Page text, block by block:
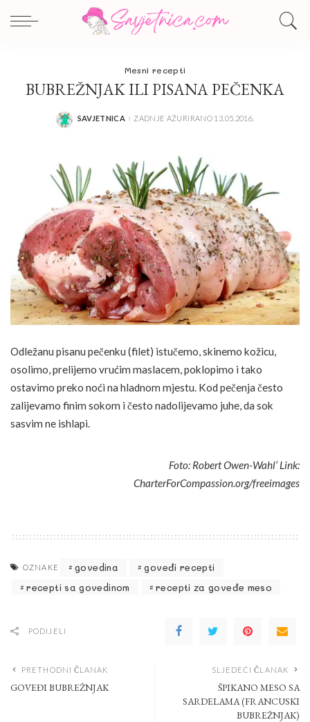
Mesni recepti
BUBREŽNJAK ILI PISANA PEČENKA
POSTED
SAVJETNICA ZADNJE AŽURIRANO 13.05.2016.
Odležanu pisanu pečenku (filet) istučemo, skinemo kožicu,
osolimo, prelijemo vrućim maslacem, poklopimo i tako
ostavimo preko noći na hladnom mjestu. Kod pečenja često
zalijevamo finim sokom i često nadolijevamo juhe, da sok
sasvim ne ishlapi.
Foto: Robert Owen-Wahl’ Link:
CharterForCompassion.org/freeimages
OZNAKE govedina
goveđi recepti
recepti sa govedinom
recepti za goveđe meso
PODIJELI
PRETHODNI ČLANAK
GOVEĐI BUBREŽNJAK
SLJEDEĆI ČLANAK
ŠPIKANO MESO SA
SARDELAMA (FRANCUSKI
BUBREŽNJAK)